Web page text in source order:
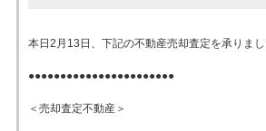
本日2月13日、下記の不動産売却査定を承りまし
●●●●●●●●●●●●●●●●●●●●●●●
＜売却査定不動産＞